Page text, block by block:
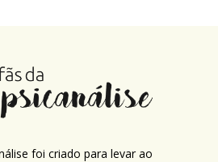
foi criado para levar ao